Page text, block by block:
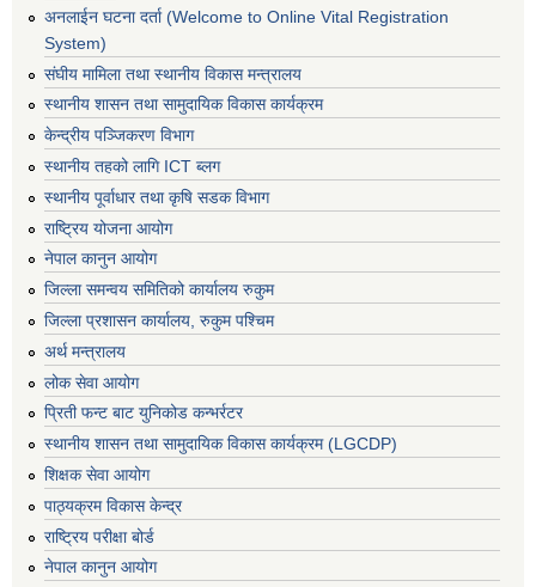
अनलाईन घटना दर्ता (Welcome to Online Vital Registration
System)
संघीय मामिला तथा स्थानीय विकास मन्त्रालय
स्थानीय शासन तथा सामुदायिक विकास कार्यक्रम
केन्द्रीय पञ्जिकरण विभाग
स्थानीय तहको लागि ICT ब्लग
स्थानीय पूर्वाधार तथा कृषि सडक विभाग
राष्ट्रिय योजना आयोग
नेपाल कानुन आयोग
जिल्ला समन्वय समितिको कार्यालय रुकुम
जिल्ला प्रशासन कार्यालय, रुकुम पश्चिम
अर्थ मन्त्रालय
लोक सेवा आयोग
प्रिती फन्ट बाट युनिकोड कन्भर्रटर
स्थानीय शासन तथा सामुदायिक विकास कार्यक्रम (LGCDP)
शिक्षक सेवा आयोग
पाठ्यक्रम विकास केन्द्र
राष्ट्रिय परीक्षा बोर्ड
नेपाल कानुन आयोग